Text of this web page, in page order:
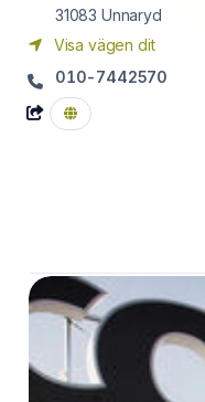
31083 Unnaryd
Visa vägen dit
010-7442570